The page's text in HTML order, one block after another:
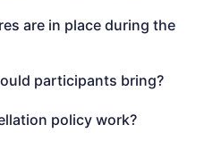
espero que tengas un viaje
are in place during the
participants bring?
policy work?